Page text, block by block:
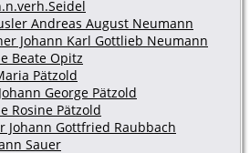
Andreas August Neumann
Johann Karl Gottlieb Neumann
Beate Opitz
Pätzold
George Pätzold
Rosine Pätzold
Johann Gottfried Raubbach
Sauer